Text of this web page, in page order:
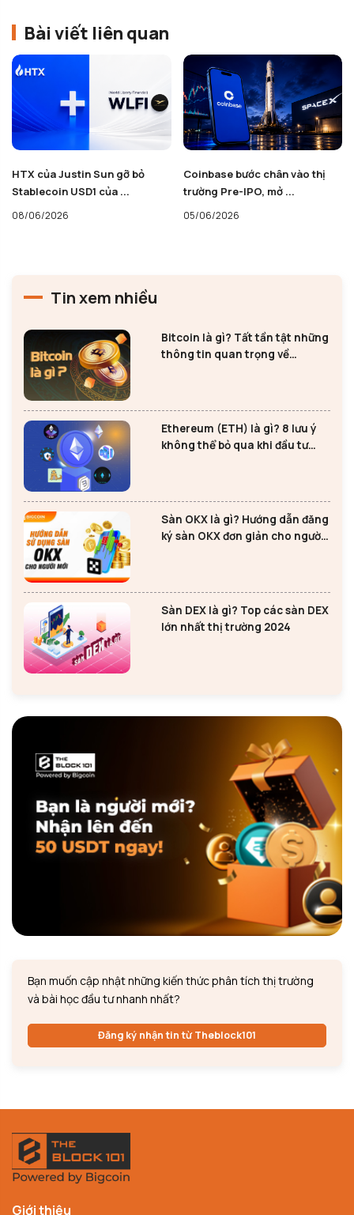
Bài viết liên quan
HTX của Justin Sun gỡ bỏ
Stablecoin USD1 của ...
08/06/2026
Coinbase bước chân vào thị
trường Pre-IPO, mở ...
05/06/2026
Tin xem nhiều
Bitcoin là gì? Tất tần tật những
thông tin quan trọng về
Ethereum (ETH) là gì? 8 lưu ý
không thể bỏ qua khi đầu tư
Sàn OKX là gì? Hướng dẫn đăng
ký sàn OKX đơn giản cho người
Sàn DEX là gì? Top các sàn DEX
lớn nhất thị trường 2024
Bạn muốn cập nhật những kiến thức phân tích thị trường
và bài học đầu tư nhanh nhất?
Đăng ký nhận tin từ Theblock101
Giới thiệu